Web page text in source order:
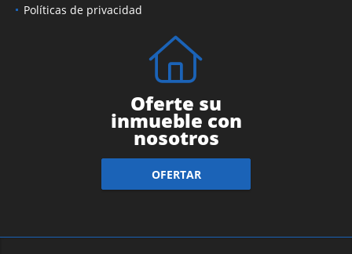
Políticas de privacidad
Oferte su
inmueble con
nosotros
OFERTAR